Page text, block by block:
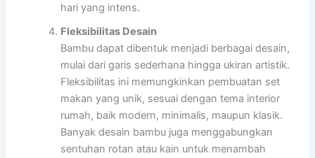
hari yang intens.
Fleksibilitas Desain
Bambu dapat dibentuk menjadi berbagai desain,
mulai dari garis sederhana hingga ukiran artistik.
Fleksibilitas ini memungkinkan pembuatan set
makan yang unik, sesuai dengan tema interior
rumah, baik modern, minimalis, maupun klasik.
Banyak desain bambu juga menggabungkan
sentuhan rotan atau kain untuk menambah